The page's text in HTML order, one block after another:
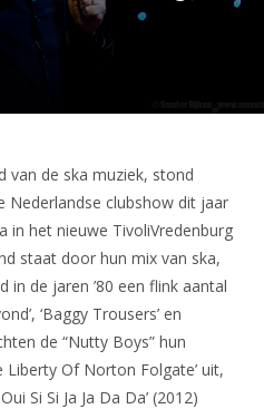
van de ska muziek, stond
Nederlandse clubshow dit jaar
in het nieuwe TivoliVredenburg
staat door hun mix van ska,
in de jaren ’80 een flink aantal
‘Baggy Trousers’ en
de “Nutty Boys” hun
Liberty Of Norton Folgate’ uit,
Si Si Ja Ja Da Da’ (2012)